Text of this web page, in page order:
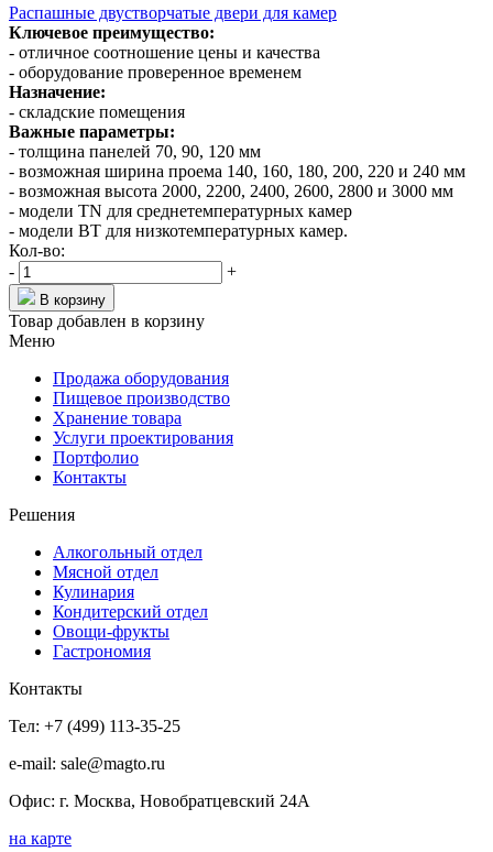
Распашные двустворчатые двери для камер
Ключевое преимущество:
- отличное соотношение цены и качества
- оборудование проверенное временем
Назначение:
- складские помещения
Важные параметры:
- толщина панелей 70, 90, 120 мм
- возможная ширина проема 140, 160, 180, 200, 220 и 240 мм
- возможная высота 2000, 2200, 2400, 2600, 2800 и 3000 мм
- модели TN для среднетемпературных камер
- модели BT для низкотемпературных камер.
Кол-во:
-
+
В корзину
Товар добавлен в корзину
Меню
Продажа оборудования
Пищевое производство
Хранение товара
Услуги проектирования
Портфолио
Контакты
Решения
Алкогольный отдел
Мясной отдел
Кулинария
Кондитерский отдел
Овощи-фрукты
Гастрономия
Контакты
Тел: +7 (499) 113-35-25
e-mail: sale@magto.ru
Офис: г. Москва, Новобратцевский 24А
на карте